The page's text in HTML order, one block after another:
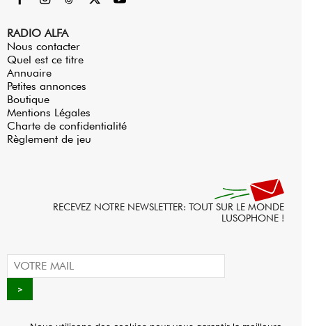
RADIO ALFA
Nous contacter
Quel est ce titre
Annuaire
Petites annonces
Boutique
Mentions Légales
Charte de confidentialité
Règlement de jeu
RECEVEZ NOTRE NEWSLETTER: TOUT SUR LE MONDE
LUSOPHONE !